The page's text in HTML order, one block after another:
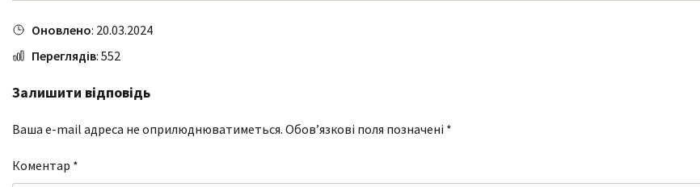
Оновлено: 20.03.2024
Переглядів: 552
Залишити відповідь
Ваша e-mail адреса не оприлюднюватиметься. Обов’язкові поля позначені *
Коментар *